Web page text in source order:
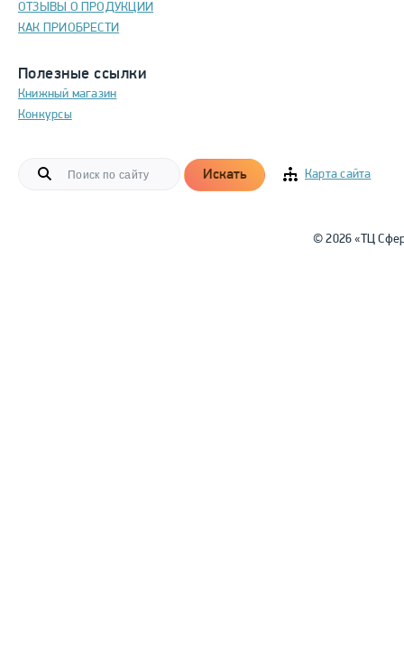
ОТЗЫВЫ О ПРОДУКЦИИ
КАК ПРИОБРЕСТИ
Полезные ссылки
Книжный магазин
Конкурсы
Искать Карта сайта
© 2026 «ТЦ